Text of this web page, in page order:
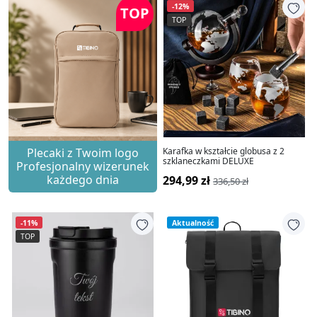
TOP
Plecaki z Twoim logo
Profesjonalny wizerunek
każdego dnia
-12%
TOP
Karafka w kształcie globusa z 2
szklaneczkami DELUXE
294,99 zł 336,50 zł
-11%
TOP
Aktualność